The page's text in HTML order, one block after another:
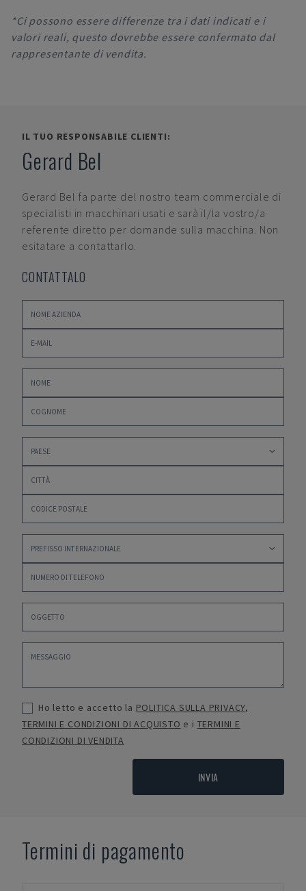
*Ci possono essere differenze tra i dati indicati e i
valori reali, questo dovrebbe essere confermato dal
rappresentante di vendita.
IL TUO RESPONSABILE CLIENTI:
Gerard Bel
Gerard Bel fa parte del nostro team commerciale di
specialisti in macchinari usati e sarà il/la vostro/a
referente diretto per domande sulla macchina. Non
esitatare a contattarlo.
CONTATTALO
Ho letto e accetto la POLITICA SULLA PRIVACY,
TERMINI E CONDIZIONI DI ACQUISTO e i TERMINI E
CONDIZIONI DI VENDITA
INVIA
Termini di pagamento